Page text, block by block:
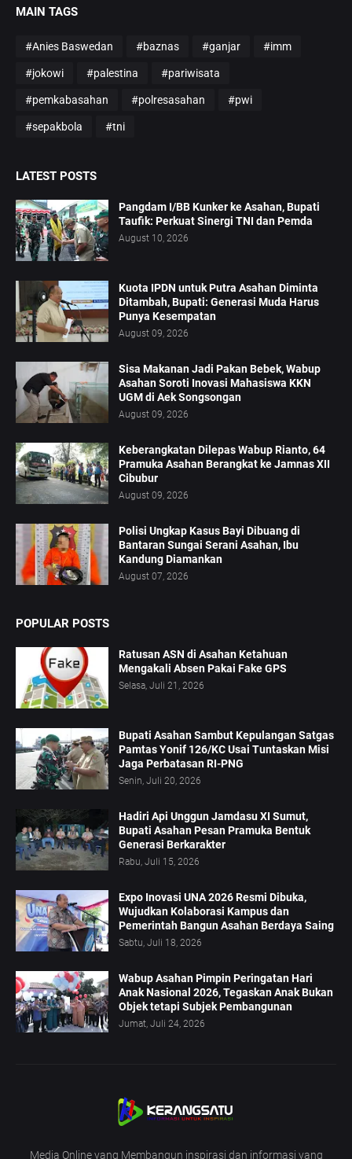
MAIN TAGS
#Anies Baswedan #baznas #ganjar #imm
#jokowi #palestina #pariwisata
#pemkabasahan #polresasahan #pwi
#sepakbola #tni
LATEST POSTS
Pangdam I/BB Kunker ke Asahan, Bupati
Taufik: Perkuat Sinergi TNI dan Pemda
August 10, 2026
Kuota IPDN untuk Putra Asahan Diminta
Ditambah, Bupati: Generasi Muda Harus
Punya Kesempatan
August 09, 2026
Sisa Makanan Jadi Pakan Bebek, Wabup
Asahan Soroti Inovasi Mahasiswa KKN
UGM di Aek Songsongan
August 09, 2026
Keberangkatan Dilepas Wabup Rianto, 64
Pramuka Asahan Berangkat ke Jamnas XII
Cibubur
August 09, 2026
Polisi Ungkap Kasus Bayi Dibuang di
Bantaran Sungai Serani Asahan, Ibu
Kandung Diamankan
August 07, 2026
POPULAR POSTS
Ratusan ASN di Asahan Ketahuan
Mengakali Absen Pakai Fake GPS
Selasa, Juli 21, 2026
Bupati Asahan Sambut Kepulangan Satgas
Pamtas Yonif 126/KC Usai Tuntaskan Misi
Jaga Perbatasan RI-PNG
Senin, Juli 20, 2026
Hadiri Api Unggun Jamdasu XI Sumut,
Bupati Asahan Pesan Pramuka Bentuk
Generasi Berkarakter
Rabu, Juli 15, 2026
Expo Inovasi UNA 2026 Resmi Dibuka,
Wujudkan Kolaborasi Kampus dan
Pemerintah Bangun Asahan Berdaya Saing
Sabtu, Juli 18, 2026
Wabup Asahan Pimpin Peringatan Hari
Anak Nasional 2026, Tegaskan Anak Bukan
Objek tetapi Subjek Pembangunan
Jumat, Juli 24, 2026
Media Online yang Membangun inspirasi dan informasi yang